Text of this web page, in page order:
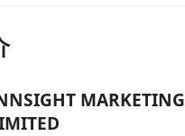
MARKETING